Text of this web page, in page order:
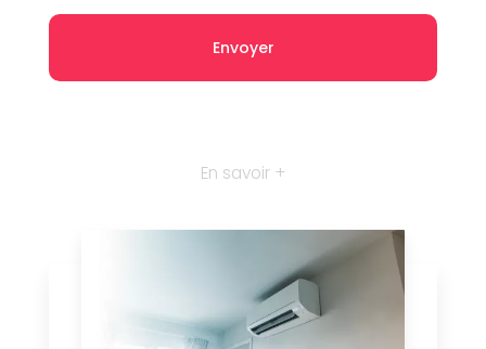
En savoir +